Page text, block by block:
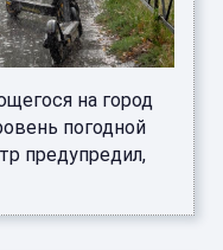
на город
погодной
предупредил,